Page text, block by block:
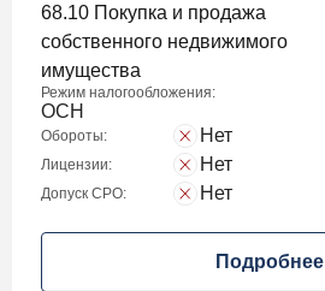
68.10 Покупка и продажа
собственного недвижимого
имущества
Режим налогообложения:
ОСН
Обороты: Нет
Лицензии: Нет
Допуск СРО: Нет
Подробнее